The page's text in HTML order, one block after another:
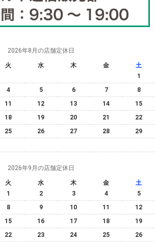
2026年8月の店舗定休日
火 水 木 金
土
1
4 5 6 7
8
11 12 13 14
15
18 19 20 21
22
25 26 27 28
29
2026年9月の店舗定休日
火 水 木 金
土
1
2 3 4
5
8 9 10 11
12
15 16 17 18
19
22 23 24 25 26